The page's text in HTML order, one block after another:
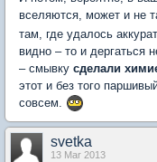
вселяются, может и не
там, где удалось
видно – то и дергаться
– смывку сделали
этот и без того
совсем.
svetka
13 Mar 2013